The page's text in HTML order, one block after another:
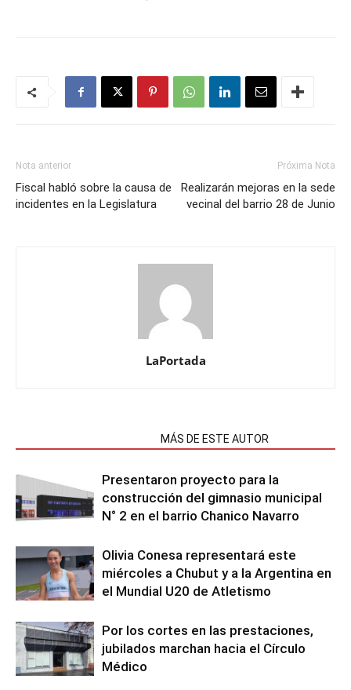
Nota anterior
Fiscal habló sobre la causa de
incidentes en la Legislatura
Próxima Nota
Realizarán mejoras en la sede
vecinal del barrio 28 de Junio
LaPortada
MÁS DE ESTE AUTOR
Presentaron proyecto para la
construcción del gimnasio municipal
N° 2 en el barrio Chanico Navarro
Olivia Conesa representará este
miércoles a Chubut y a la Argentina en
el Mundial U20 de Atletismo
Por los cortes en las prestaciones,
jubilados marchan hacia el Círculo
Médico